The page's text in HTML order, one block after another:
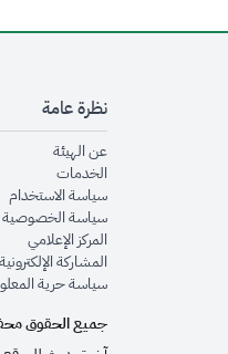
نظرة عامة
عن الهيئة
الخدماتwindow
سياسة الاستخدام
سياسة الخصوصية
المركز الإعلامي
المشاركة الإلكترونية
سياسة حرية
جميع الحقوق